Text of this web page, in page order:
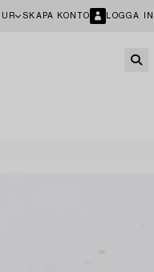
SKAPA KONTO LOGGA IN